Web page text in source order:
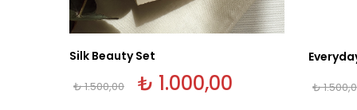
Silk Beauty Set
₺1.500,00 Orijinal
fiyat:
₺ 1.000,00 ₺